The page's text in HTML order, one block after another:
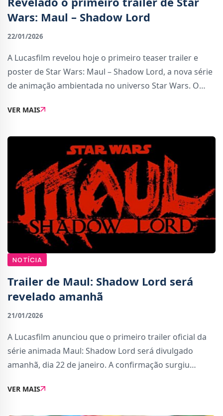
Wars: Maul – Shadow Lord
22/01/2026
A Lucasfilm revelou hoje o primeiro teaser trailer e
poster de Star Wars: Maul – Shadow Lord, a nova série
de animação ambientada no universo Star Wars. O
moldada pelo início do reinado do Imp
VER MAIS
NOTÍCIA
Trailer de Maul: Shadow Lord será
revelado amanhã
21/01/2026
A Lucasfilm anunciou que o primeiro trailer oficial da
série animada Maul: Shadow Lord será divulgado
amanhã, dia 22 de janeiro. A confirmação surgiu
por um breve teaser que prepara os fãs pa
VER MAIS